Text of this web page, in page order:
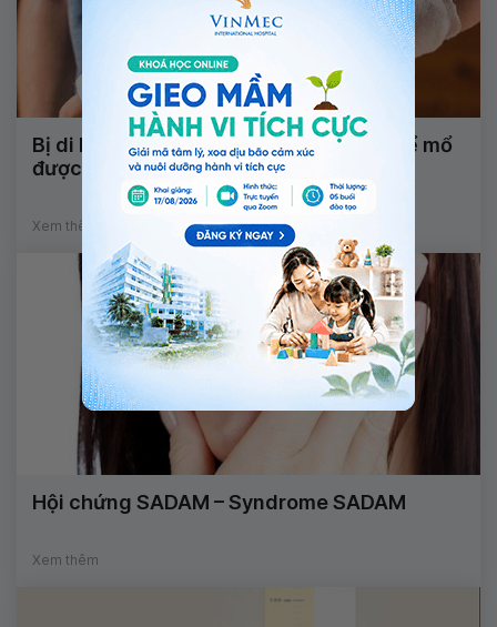
Bị di lệch xương sau bó lá cố định có thể mổ
được không?
Xem thêm
Hội chứng SADAM – Syndrome SADAM
Xem thêm